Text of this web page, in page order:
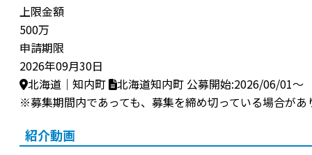
上限金額
500万
申請期限
2026年09月30日
北海道｜知内町
北海道知内町 公募開始:2026/06/01～
※募集期間内であっても、募集を締め切っている場合があ
紹介動画